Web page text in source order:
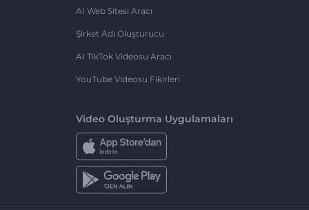
AI Web Sitesi Aracı
Şirket Adı Oluşturucu
AI TikTok Videosu Aracı
YouTube Videosu Fikirleri
Video Oluşturma Uygulamaları